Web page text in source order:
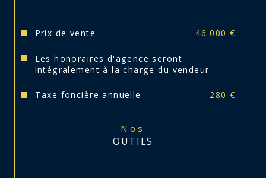
disposition pour toutes questions. Réf : 3595
Prix de vente 46 000 €
Les honoraires d'agence seront
intégralement à la charge du vendeur
Taxe foncière annuelle 280 €
Nos
OUTILS